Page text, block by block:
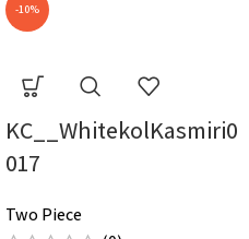
-10%
KC__WhitekolKasmiri0
017
Two Piece